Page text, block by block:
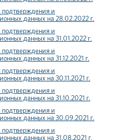
подтверждения и
данных на 28.02.2022 г.
подтверждения и
данных на 31.01.2022 г.
подтверждения и
данных на 31.12.2021 г.
подтверждения и
данных на 30.11.2021 г.
подтверждения и
данных на 31.10.2021 г.
подтверждения и
данных на 30.09.2021 г.
подтверждения и
данных на 31.08.2021 г.